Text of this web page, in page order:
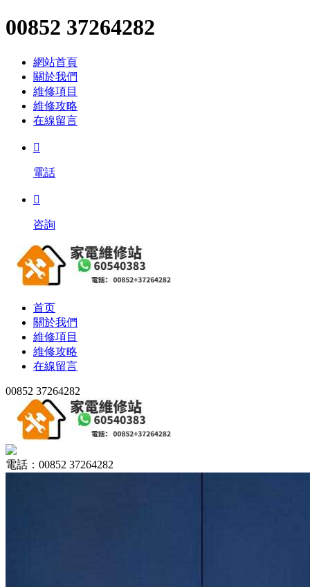
00852 37264282
網站首頁
關於我們
維修項目
維修攻略
在線留言

電話

咨詢
首页
關於我們
維修項目
維修攻略
在線留言
00852 37264282
電話：00852 37264282